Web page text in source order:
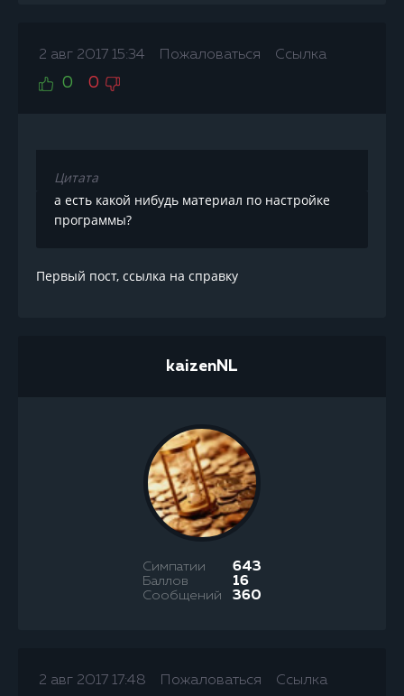
2 авг 2017 15:34 Пожаловаться Ссылка
0 0
Цитата
а есть какой нибудь материал по настройке
программы?
Первый пост, ссылка на справку
kaizenNL
Симпатии 643
Баллов 16
Сообщений 360
2 авг 2017 17:48 Пожаловаться Ссылка